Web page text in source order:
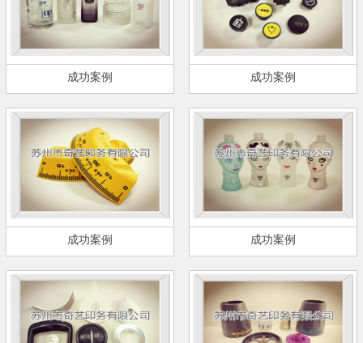
成功案例 成功案例
成功案例 成功案例